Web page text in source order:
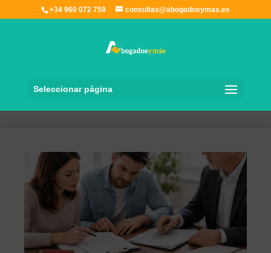
+34 960 072 759 consultas@abogadosymas.es
Seleccionar página